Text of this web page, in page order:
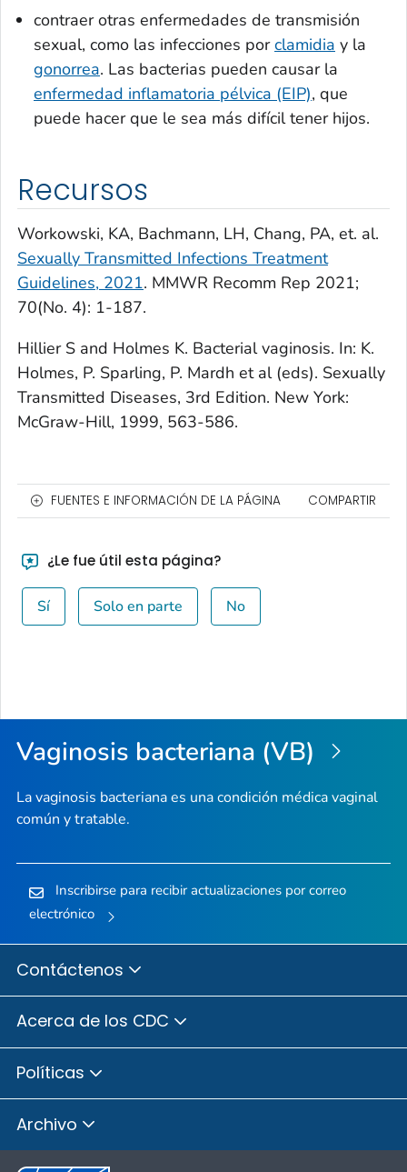
contraer otras enfermedades de transmisión
sexual, como las infecciones porclamidia y la
gonorrea. Las bacterias pueden causar la
enfermedad inflamatoria pélvica (EIP), que
puede hacer que le sea más difícil tener hijos.
Recursos
Workowski, KA, Bachmann, LH, Chang, PA, et. al.
Sexually Transmitted Infections Treatment
Guidelines, 2021. MMWR Recomm Rep 2021;
70(No. 4): 1-187.
Hillier S and Holmes K. Bacterial vaginosis. In: K.
Holmes, P. Sparling, P. Mardh et al (eds). Sexually
Transmitted Diseases, 3rd Edition. New York:
McGraw-Hill, 1999, 563-586.
FUENTES E INFORMACIÓN DE LA PÁGINA COMPARTIR
¿Le fue útil esta página?
Sí Solo en parte No
Vaginosis bacteriana (VB)
La vaginosis bacteriana es una condición médica vaginal
común y tratable.
Inscribirse para recibir actualizaciones por correo
electrónico
Contáctenos
Acerca de los CDC
Políticas
Archivo